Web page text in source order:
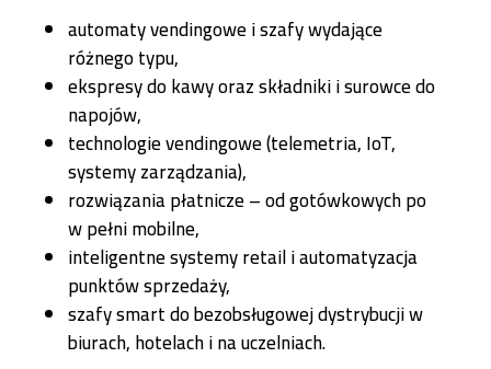
automaty vendingowe i szafy wydające
różnego typu,
ekspresy do kawy oraz składniki i surowce do
napojów,
technologie vendingowe (telemetria, IoT,
systemy zarządzania),
rozwiązania płatnicze – od gotówkowych po
w pełni mobilne,
inteligentne systemy retail i automatyzacja
punktów sprzedaży,
szafy smart do bezobsługowej dystrybucji w
biurach, hotelach i na uczelniach.